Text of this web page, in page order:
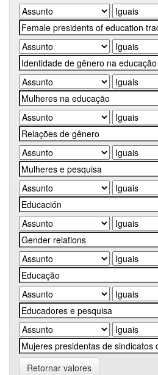
Retornar valores